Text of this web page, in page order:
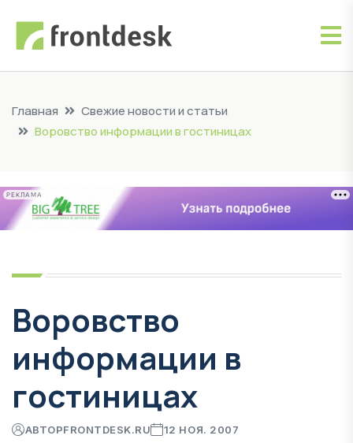
Главная
Свежие новости и статьи
Воровство информации в гостиницах
РЕКЛАМА
Воровство
информации в
гостиницах
АВТОРFRONTDESK.RU 12 НОЯ. 2007